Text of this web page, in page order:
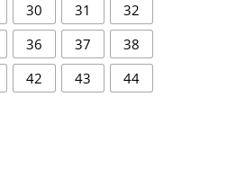
30 31
32
36 37
38
42 43
44